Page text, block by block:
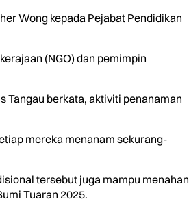
Wong kepada Pejabat Pendidikan
(NGO) dan pemimpin
Tangau berkata, aktiviti penanaman
mereka menanam sekurang-
tersebut juga mampu menahan
Tuaran 2025.